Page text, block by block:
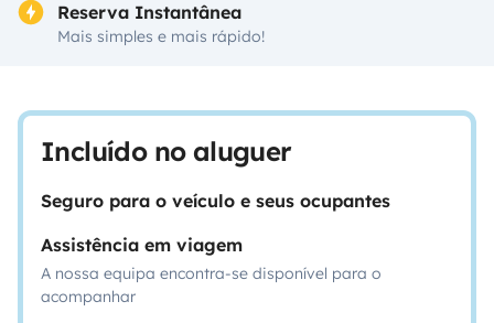
Reserva Instantânea
Mais simples e mais rápido!
Incluído no aluguer
Seguro para o veículo e seus ocupantes
Assistência em viagem
A nossa equipa encontra-se disponível para o
acompanhar